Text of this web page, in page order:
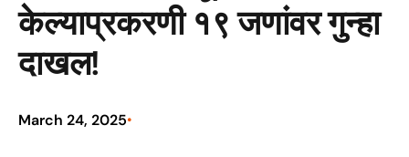
केल्याप्रकरणी १९ जणांवर गुन्हा
दाखल!
March 24, 2025•